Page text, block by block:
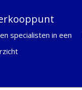
specialisten in een